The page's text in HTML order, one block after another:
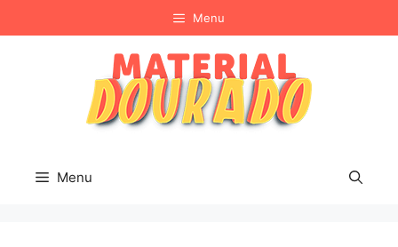
para
Menu
Menu